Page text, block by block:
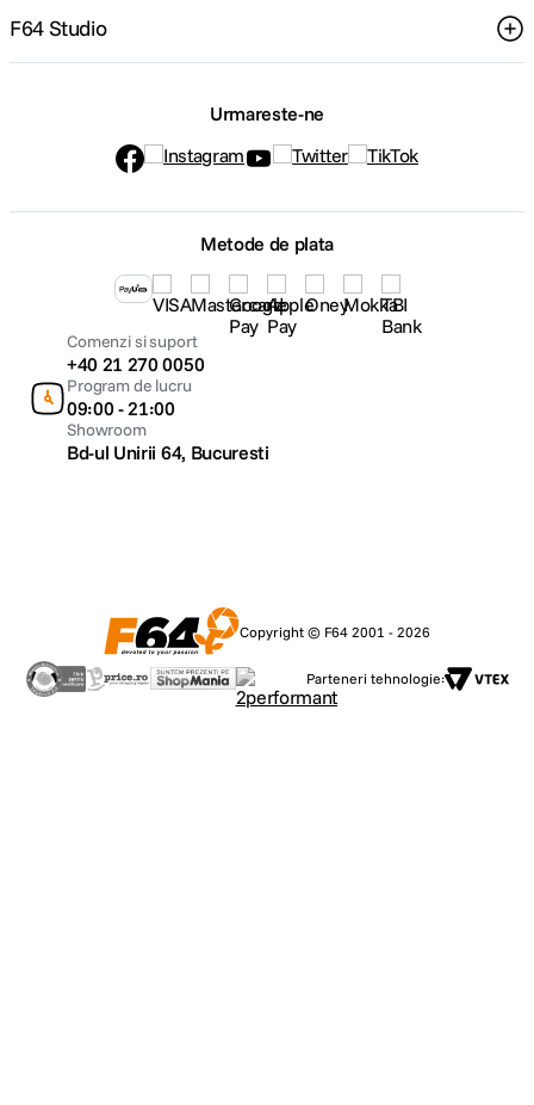
F64 Studio
Urmareste-ne
Metode de plata
Comenzi si suport
+40 21 270 0050
Program de lucru
09:00 - 21:00
Showroom
Bd-ul Unirii 64, Bucuresti
Copyright © F64 2001 - 2026
Parteneri tehnologie: